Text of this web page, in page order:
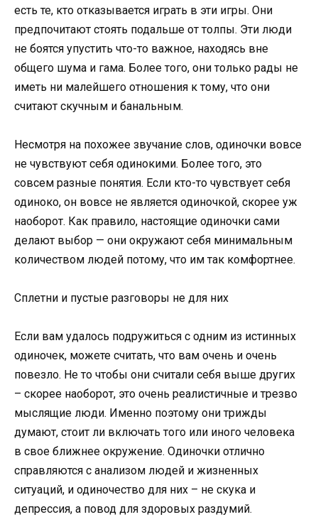
есть те, кто отказывается играть в эти игры. Они
предпочитают стоять подальше от толпы. Эти люди
не боятся упустить что-то важное, находясь вне
общего шума и гама. Более того, они только рады не
иметь ни малейшего отношения к тому, что они
считают скучным и банальным.
Несмотря на похожее звучание слов, одиночки вовсе
не чувствуют себя одинокими. Более того, это
совсем разные понятия. Если кто-то чувствует себя
одиноко, он вовсе не является одиночкой, скорее уж
наоборот. Как правило, настоящие одиночки сами
делают выбор — они окружают себя минимальным
количеством людей потому, что им так комфортнее.
Сплетни и пустые разговоры не для них
Если вам удалось подружиться с одним из истинных
одиночек, можете считать, что вам очень и очень
повезло. Не то чтобы они считали себя выше других
– скорее наоборот, это очень реалистичные и трезво
мыслящие люди. Именно поэтому они трижды
думают, стоит ли включать того или иного человека
в свое ближнее окружение. Одиночки отлично
справляются с анализом людей и жизненных
ситуаций, и одиночество для них – не скука и
депрессия, а повод для здоровых раздумий.